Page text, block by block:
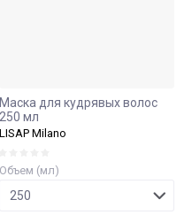
Маска для кудрявых волос
250 мл
LISAP Milano
Объем (мл)